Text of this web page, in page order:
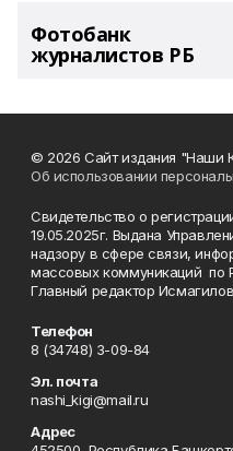
Фотобанк
журналистов РБ
© 2026 Сайт издания "Наши
Об использовании
Свидетельство о
19.05.2025г. Выдана
надзору в сфере связи,
массовых коммуникаций по
Главный редактор
Телефон
8 (34748) 3-09-84
Эл. почта
nashi_kigi@mail.ru
Адрес